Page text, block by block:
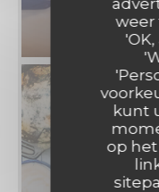
weer
kunt
op